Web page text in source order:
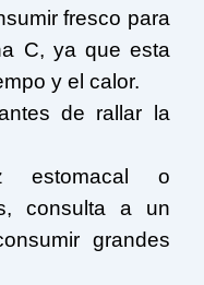
fresco para
C, ya que esta
y el calor.
de rallar la
estomacal o
consulta a un
grandes